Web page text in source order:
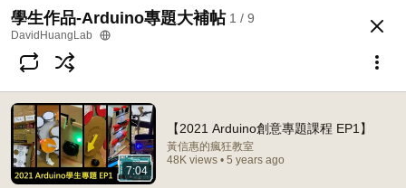
【2021 Arduino創意專題課程 EP1】
@davidhuanglab 359 likes
Subscribe
Comments 11
你好，我是《IoT沒那麼難，新手用JavaScript做自己的玩
具》的作者，每每看到信惠老師學生的作品，都覺得很有
趣，很有創意！
學生作品-Arduino專題大補帖 1 / 9
DavidHuangLab
7:04
【2021 Arduino創意專題課程 EP1】
黃信惠的瘋狂教室
48K views • 5 years ago